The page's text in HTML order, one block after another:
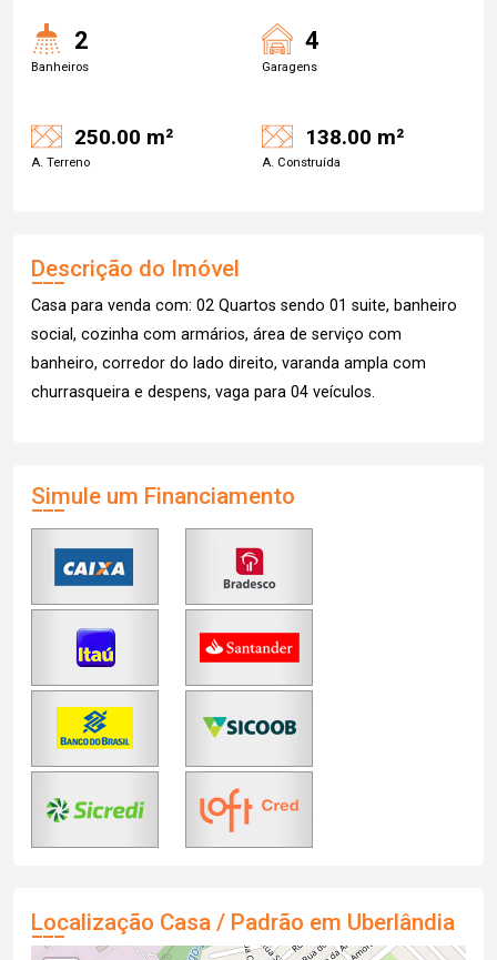
2
Banheiros
4
Garagens
250.00 m²
A. Terreno
138.00 m²
A. Construída
Descrição do Imóvel
Casa para venda com: 02 Quartos sendo 01 suite, banheiro
social, cozinha com armários, área de serviço com
banheiro, corredor do lado direito, varanda ampla com
churrasqueira e despens, vaga para 04 veículos.
Simule um Financiamento
Localização Casa / Padrão em Uberlândia